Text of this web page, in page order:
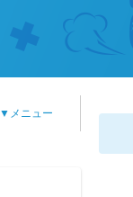
▼メニュー